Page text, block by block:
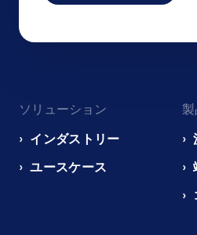
navigation
EN
ソリューション
インダストリー
ユースケース